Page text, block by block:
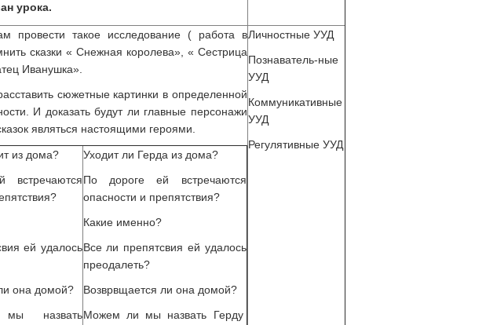
урока.
провести такое исследование ( работа в
сказки « Снежная королева», « Сестрица
Иванушка».
сюжетные картинки в определенной
И доказать будут ли главные персонажи
являться настоящими героями.
из дома?
ей удалось
она домой?
назвать
Уходит ли Герда из дома?
По дороге ей встречаются
опасности и препятствия?
Какие именно?
Все ли препятсвия ей удалось
преодалеть?
Возврвщается ли она домой?
Можем ли мы назвать Герду
Личностные УУД
Познаватель-ные
УУД
Коммуникативные
УУД
Регулятивные УУД